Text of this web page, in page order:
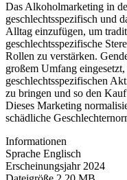
Das Alkoholmarketing in
geschlechtsspezifisch und
Alltag einzufügen, um
geschlechtsspezifische
Rollen zu verstärken.
großem Umfang
geschlechtsspezifischen
zu bringen und so den
Dieses Marketing
schädliche
Informationen
Sprache Englisch
Erscheinungsjahr 2024